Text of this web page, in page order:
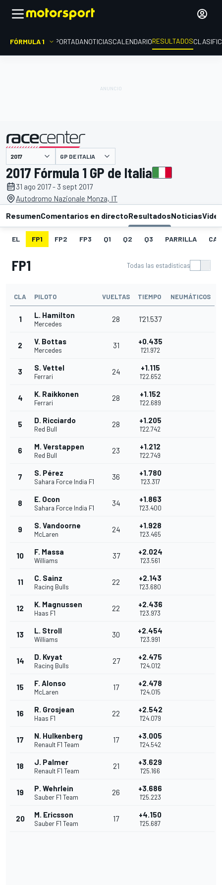
FÓRMULA 1 PORTADANOTICIASCALENDARIORESULTADOS
presentado por GP DE ITALIA
2017 Fórmula 1 GP de Italia
31 ago 2017 - 3 sept 2017
Autodromo Nazionale Monza, IT
ResumenComentarios en directoResultadosNoticias
EL FP1 FP2 FP3 Q1 Q2 Q3 PARRILLA
FP1 Todas las estadísticas
CLA PILOTO VUELTAS TIEMPO NEUMÁTICOS
1 L. Hamilton
Mercedes
28 1'21.537
2 V. Bottas
Mercedes
31 +0.435
1'21.972
3 S. Vettel
Ferrari
24 +1.115
1'22.652
4 K. Raikkonen
Ferrari
28 +1.152
1'22.689
5 D. Ricciardo
Red Bull
28 +1.205
1'22.742
6 M. Verstappen
Red Bull
23 +1.212
1'22.749
7 S. Pérez
Sahara Force India F1
36 +1.780
1'23.317
8 E. Ocon
Sahara Force India F1
34 +1.863
1'23.400
9 S. Vandoorne
McLaren
24 +1.928
1'23.465
10 F. Massa
Williams
37 +2.024
1'23.561
11 C. Sainz
Racing Bulls
22 +2.143
1'23.680
12 K. Magnussen
Haas F1
22 +2.436
1'23.973
13 L. Stroll
Williams
30 +2.454
1'23.991
14 D. Kvyat
Racing Bulls
27 +2.475
1'24.012
15 F. Alonso
McLaren
17 +2.478
1'24.015
16 R. Grosjean
Haas F1
22 +2.542
1'24.079
17 N. Hulkenberg
Renault F1 Team
17 +3.005
1'24.542
18 J. Palmer
Renault F1 Team
21 +3.629
1'25.166
19 P. Wehrlein
Sauber F1 Team
26 +3.686
1'25.223
20 M. Ericsson
Sauber F1 Team
17 +4.150
1'25.687